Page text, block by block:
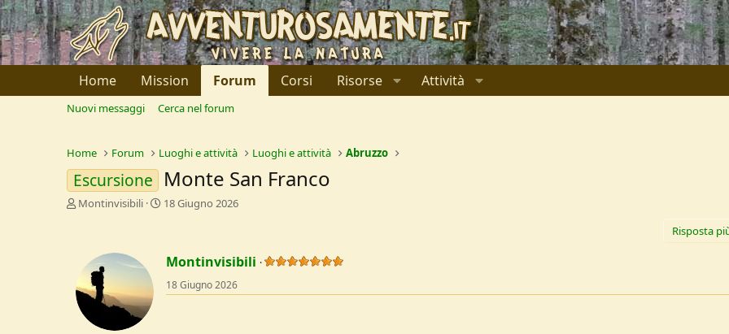
Home Mission Forum Corsi Risorse Attività
Nuovi messaggi Cerca nel forum
Home Forum Luoghi e attività Luoghi e attività Abruzzo
Escursione Monte San Franco
C
r
e
D
Montinvisibili
D
d
18 Giugno 2026
Risposta
Montinvisibili
18 Giugno 2026